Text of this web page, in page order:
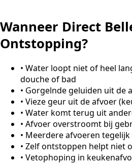
Wanneer Direct
Ontstopping?
• Water loopt niet of heel
douche of bad
• Gorgelnde geluiden uit de
• Vieze geur uit de afvoer
• Water komt terug uit
• Afvoer overstroomt bij
• Meerdere afvoeren
• Zelf ontstoppen helpt niet
• Vetophoping in